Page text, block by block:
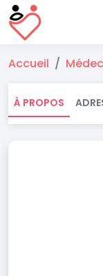
Accueil
À PROPOS